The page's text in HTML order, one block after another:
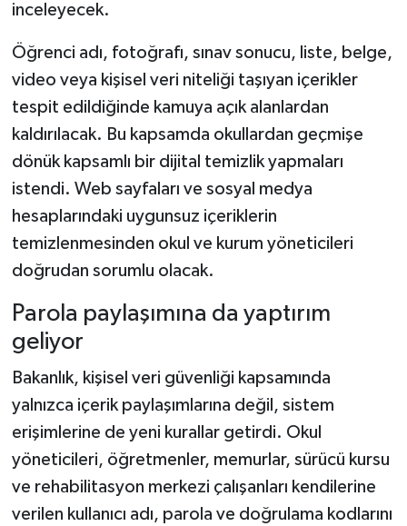
inceleyecek.
Öğrenci adı, fotoğrafı, sınav sonucu, liste, belge,
video veya kişisel veri niteliği taşıyan içerikler
tespit edildiğinde kamuya açık alanlardan
kaldırılacak. Bu kapsamda okullardan geçmişe
dönük kapsamlı bir dijital temizlik yapmaları
istendi. Web sayfaları ve sosyal medya
hesaplarındaki uygunsuz içeriklerin
temizlenmesinden okul ve kurum yöneticileri
doğrudan sorumlu olacak.
Parola paylaşımına da yaptırım
geliyor
Bakanlık, kişisel veri güvenliği kapsamında
yalnızca içerik paylaşımlarına değil, sistem
erişimlerine de yeni kurallar getirdi. Okul
yöneticileri, öğretmenler, memurlar, sürücü kursu
ve rehabilitasyon merkezi çalışanları kendilerine
verilen kullanıcı adı, parola ve doğrulama kodlarını